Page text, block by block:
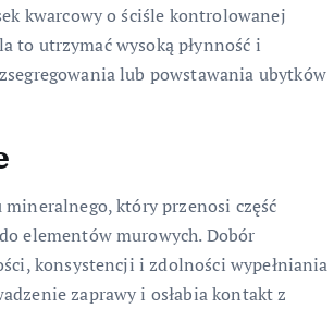
kwarcowy o ściśle kontrolowanej
to utrzymać wysoką płynność i
lub powstawania ubytków
który przenosi część
elementów murowych. Dobór
konsystencji i zdolności wypełniania
zaprawy i osłabia kontakt z